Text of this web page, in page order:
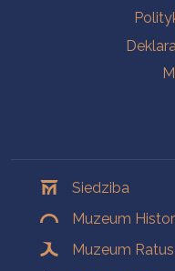
Siedziba
Muzeum
Muzeum